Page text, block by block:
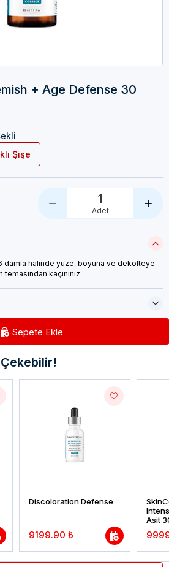
+ Age Defense 30
Şişe
1
Adet
damla halinde yüze, boyuna ve dekolteye
kaçınınız.
Sepete Ekle
Discoloration Defense
9199.90 ₺
Asit